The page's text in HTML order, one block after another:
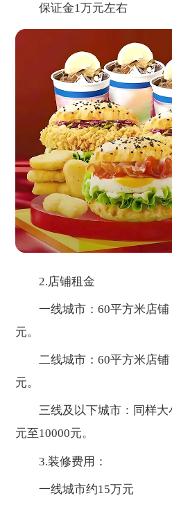
保证金1万元左右
2.店铺租金
一线城市：60平方米店铺
元。
二线城市：60平方米店铺
元。
三线及以下城市：同样大
元至10000元。
3.装修费用：
一线城市约15万元